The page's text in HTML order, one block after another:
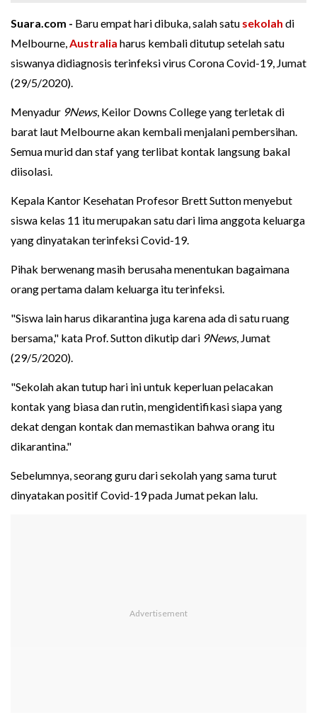
Suara.com - Baru empat hari dibuka, salah satu sekolah di
Melbourne,Australia harus kembali ditutup setelah satu
siswanya didiagnosis terinfeksi virus Corona Covid-19, Jumat
(29/5/2020).
Menyadur 9News, Keilor Downs College yang terletak di
barat laut Melbourne akan kembali menjalani pembersihan.
Semua murid dan staf yang terlibat kontak langsung bakal
diisolasi.
Kepala Kantor Kesehatan Profesor Brett Sutton menyebut
siswa kelas 11 itu merupakan satu dari lima anggota keluarga
yang dinyatakan terinfeksi Covid-19.
Pihak berwenang masih berusaha menentukan bagaimana
orang pertama dalam keluarga itu terinfeksi.
"Siswa lain harus dikarantina juga karena ada di satu ruang
bersama," kata Prof. Sutton dikutip dari 9News, Jumat
(29/5/2020).
"Sekolah akan tutup hari ini untuk keperluan pelacakan
kontak yang biasa dan rutin, mengidentifikasi siapa yang
dekat dengan kontak dan memastikan bahwa orang itu
dikarantina."
Sebelumnya, seorang guru dari sekolah yang sama turut
dinyatakan positif Covid-19 pada Jumat pekan lalu.